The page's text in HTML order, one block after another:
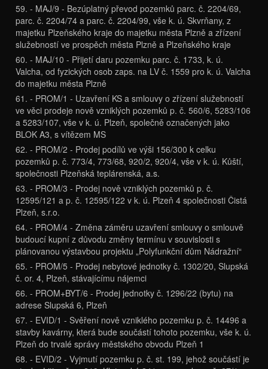
59. - MAJ/9 - Bezúplatný převod pozemků parc. č. 2204/69,
parc. č. 2204/74 a parc. č. 2204/99, vše k. ú. Skvrňany, z
majetku Plzeňského kraje do majetku města Plzně a zřízení
služebností ve prospěch města Plzně a Plzeňského kraje
60. - MAJ/10 - Přijetí daru pozemku parc. č. 1733, k. ú.
Valcha, od fyzických osob zaps. na LV č. 1559 pro k. ú. Valcha
do majetku města Plzně
61. - PROM/1 - Uzavření KS a smlouvy o zřízení služebností
ve věci prodeje nově vzniklých pozemků p. č. 560/6, 5283/106
a 5283/107, vše v k. ú. Plzeň, společně označených jako
BLOK A3, s vítězem MS
62. - PROM/2 - Prodej podílů ve výši 156/300 k celku
pozemků p. č. 773/4, 773/68, 920/2, 920/4, vše v k. ú. Kůští,
společnosti Plzeňská teplárenská, a.s.
63. - PROM/3 - Prodej nově vzniklých pozemků p. č.
12595/121 a p. č. 12595/122 v k. ú. Plzeň 4 společnosti Čistá
Plzeň, s.r.o.
64. - PROM/4 - Změna záměru uzavření smlouvy o smlouvě
budoucí kupní z důvodu změny termínu v souvislosti s
plánovanou výstavbou projektu „Polyfunkční dům Nádražní“
65. - PROM/5 - Prodej nebytové jednotky č. 1302/20, Slupská
č. or. 4, Plzeň, stávajícímu nájemci
66. - PROM+BYT/6 - Prodej jednotky č. 1296/22 (bytu) na
adrese Slupská 6, Plzeň
67. - EVID/1 - Svěření nově vzniklého pozemku p. č. 14496 a
stavby kavárny, která bude součástí tohoto pozemku, vše k. ú.
Plzeň do trvalé správy městského obvodu Plzeň 1
68. - EVID/2 - Vyjmutí pozemku p. č. st. 199, jehož součástí je